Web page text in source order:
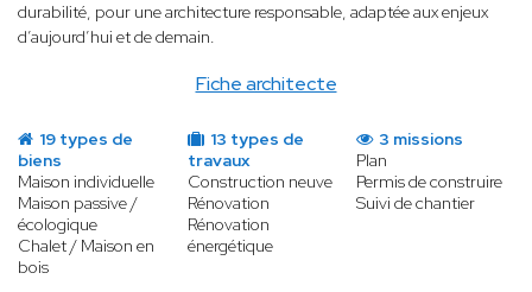
Fiche architecte
durabilité, pour une architecture responsable, adaptée aux enjeux
d’aujourd’hui et de demain.
19 types de
biens
Maison individuelle
Maison passive /
écologique
Chalet / Maison en
bois
13 types de
travaux
Construction neuve
Rénovation
Rénovation
énergétique
3 missions
Plan
Permis de construire
Suivi de chantier